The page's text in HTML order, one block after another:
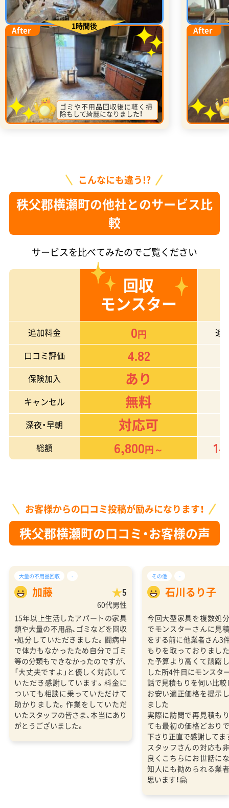
After
ゴミや不用品回収後に軽く掃
除もして綺麗になりました！
1時間後 After
こんなにも違う!?
秩父郡横瀬町の他社とのサービス比
較
サービスを比べてみたのでご覧ください
回収
モンスター
追加料金 0円
追
口コミ評価
4.82
保険加入 あり
キャンセル 無料
深夜・早朝 対応可
総額
6,800円～
お客様からの口コミ投稿が励みになります！
秩父郡横瀬町の口コミ・お客様の声
大量の不用品回収 -
加藤 5
60代男性
15年以上生活したアパートの家具
類や大量の不用品、ゴミなどを回収
•処分していただきました。闘病中
で体力もなかったため自分でゴミ
等の分類もできなかったのですが、
「大丈夫ですよ」と優しく対応して
いただき感謝しています。料金に
ついても相談に乗っていただけて
助かりました。作業をしていただ
いたスタッフの皆さま、本当にあり
がとうございました。
その他 -
石川るり子
今回大型家具を複数処
でモンスターさんに見
をする前に他業者さん3
もりを取っておりまし
た予算より高くて躊躇
した所4件目にモンスタ
話で見積もりを伺い比
お安い適正価格を提示
ました
実際に訪問で再見積も
ても最初の価格どおり
下さり正直で感謝してま
スタッフさんの対応も
良くこちらにお世話に
知人にも勧められる業
思います！🤗